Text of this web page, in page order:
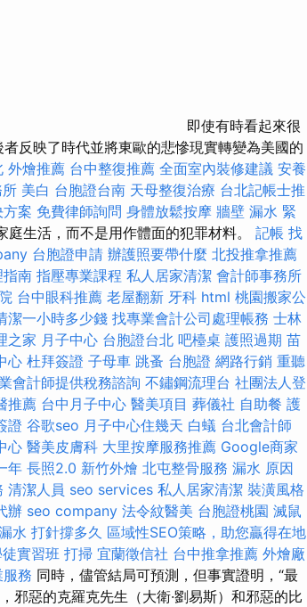
即使有時看起來很
反映了時代並將東歐的悲慘現實轉變為美國的
外燴推薦 台中整復推薦 全面室內裝修建議 安養
美白 台胞證台南 天母整復治療 台北記帳士推
案 免費律師詢問 身體放鬆按摩 牆壁 漏水 緊
生活，而不是用作體面的犯罪材料。 記帳 找
台胞證申請 辦護照要帶什麼 北投推拿推薦
指南 指壓專業課程 私人居家清潔 會計師事務所
台中眼科推薦 老屋翻新 牙科 html 桃園搬家公
潔一小時多少錢 找專業會計公司處理帳務 士林
之家 月子中心 台胞證台北 吧檯桌 護照過期 苗
心 杜拜簽證 子母車 跳蚤 台胞證 網路行銷 重聽
會計師提供稅務諮詢 不鏽鋼流理台 社團法人登
推薦 台中月子中心 醫美項目 葬儀社 自助餐 護
證 谷歌seo 月子中心住幾天 白蟻 台北會計師
心 醫美皮膚科 大里按摩服務推薦 Google商家
年 長照2.0 新竹外燴 北屯整骨服務 漏水 原因
清潔人員 seo services 私人居家清潔 裝潢風格
辦 seo company 法令紋醫美 台胞證桃園 滅鼠
水 打針撐多久 區域性SEO策略，助您贏得在地
實習班 打掃 宜蘭徵信社 台中推拿推薦 外燴廠
務 同時，儘管結局可預測，但事實證明，“最
邪惡的克羅克先生（大衛·劉易斯）和邪惡的比